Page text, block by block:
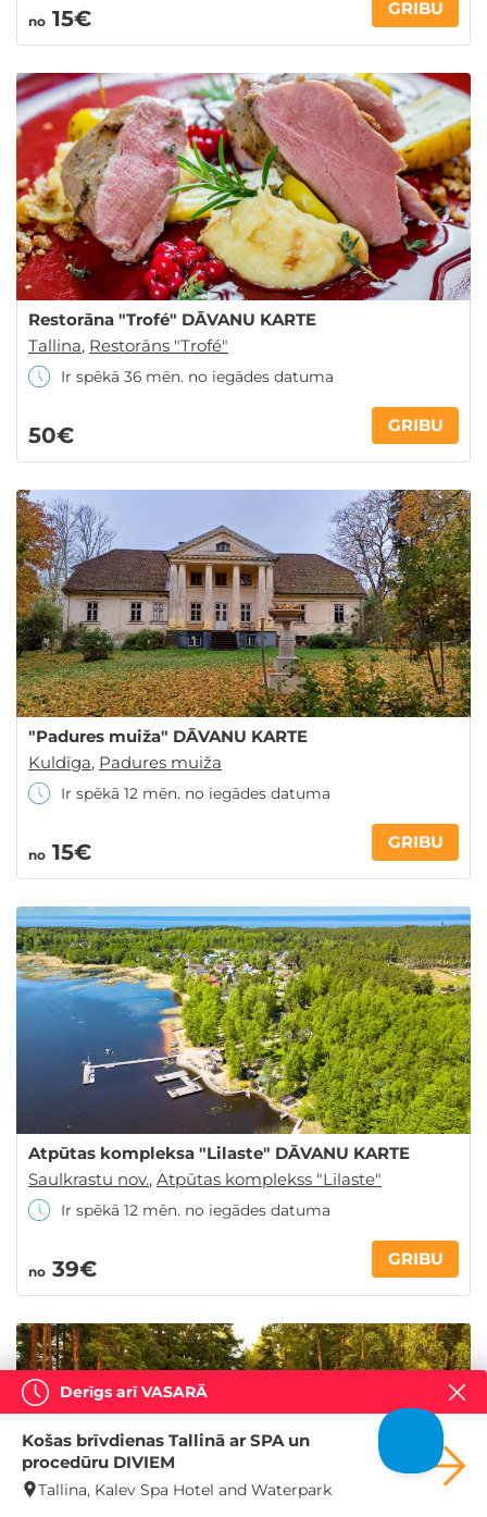
no 15€ GRIBU
Restorāna "Trofé" DĀVANU KARTE
Tallina, Restorāns "Trofé"
Ir spēkā 36 mēn. no iegādes datuma
50€ GRIBU
"Padures muiža" DĀVANU KARTE
Kuldīga, Padures muiža
Ir spēkā 12 mēn. no iegādes datuma
no 15€ GRIBU
Atpūtas kompleksa "Lilaste" DĀVANU KARTE
Saulkrastu nov., Atpūtas komplekss "Lilaste"
Ir spēkā 12 mēn. no iegādes datuma
no 39€ GRIBU
Derīgs arī VASARĀ
Košas brīvdienas Tallinā ar SPA un
procedūru DIVIEM
Tallina, Kalev Spa Hotel and Waterpark